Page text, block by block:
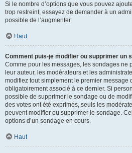
Si le nombre d’options que vous pouvez
trop restreint, essayez de demander à un
possible de l’augmenter.
Haut
Comment puis-je modifier ou supprimer un
Comme pour les messages, les sondages ne
leur auteur, les modérateurs et les
modifiez tout simplement le premier message
obligatoirement associé à ce dernier. Si
possible de supprimer le sondage ou de
des votes ont été exprimés, seuls les
peuvent modifier ou supprimer le sondage.
options d’un sondage en cours.
Haut